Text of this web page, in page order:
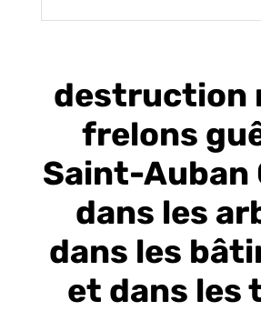
destruction
frelons
Saint-Auban
dans les
dans les
et dans les